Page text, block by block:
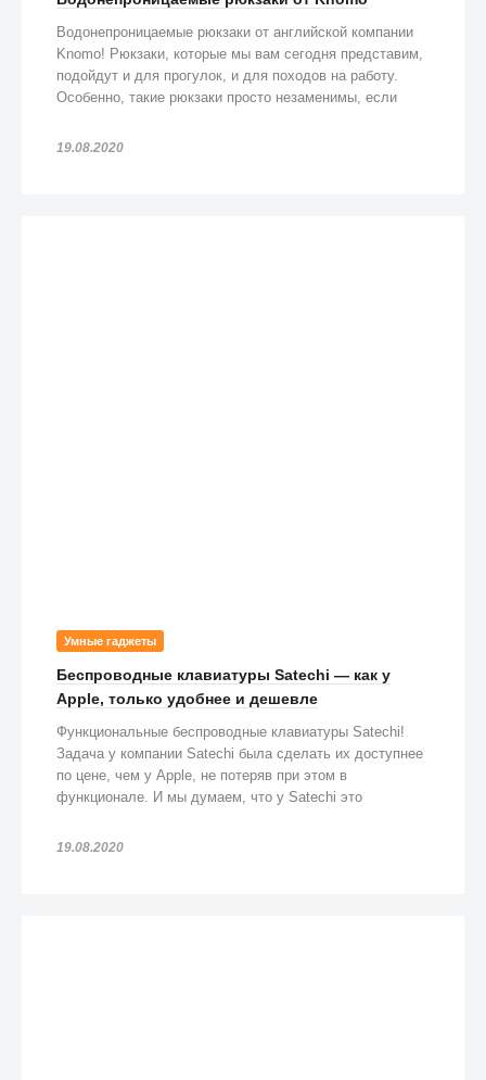
Водонепроницаемые рюкзаки от английской компании
Knomo! Рюкзаки, которые мы вам сегодня представим,
подойдут и для прогулок, и для походов на работу.
Особенно, такие рюкзаки просто незаменимы, если
19.08.2020
Умные гаджеты
Беспроводные клавиатуры Satechi — как у
Apple, только удобнее и дешевле
Функциональные беспроводные клавиатуры Satechi!
Задача у компании Satechi была сделать их доступнее
по цене, чем у Apple, не потеряв при этом в
функционале. И мы думаем, что у Satechi это
19.08.2020